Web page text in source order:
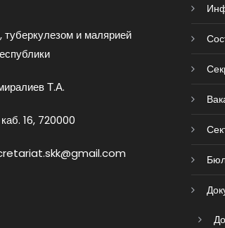
и малярией
Т.А.
16, 720000